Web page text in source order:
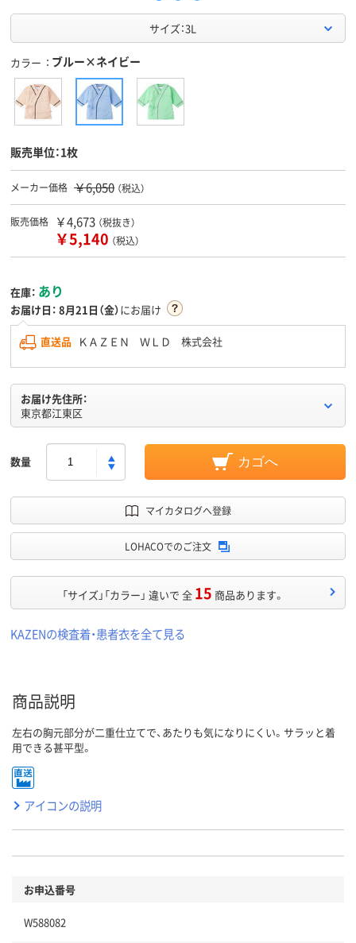
サイズ：3L
カラー ブルー×ネイビー
販売単位：1枚
メーカー価格 ￥6,050 （税込）
販売価格 ￥4,673 （税抜き）
￥5,140 （税込）
在庫： あり
お届け日： 8月21日（金）にお届け
直送品 ＫＡＺＥＮ ＷＬＤ 株式会社
お届け先住所：
東京都江東区
数量 カゴへ
マイカタログへ登録
LOHACOでのご注文
「サイズ」「カラー」 違いで 全 15 商品あります。
KAZENの検査着・患者衣を全て見る
商品説明
左右の胸元部分が二重仕立てで、あたりも気になりにくい。サラッと着
用できる甚平型。
アイコンの説明
お申込番号
W588082